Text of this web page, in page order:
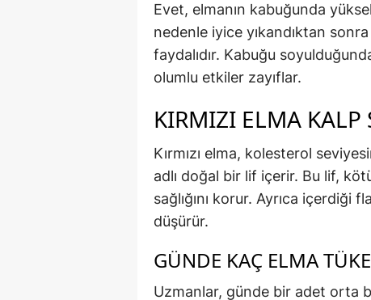
Evet, elmanın kabuğunda
nedenle iyice yıkandıktan
faydalıdır. Kabuğu
olumlu etkiler zayıflar.
KIRMIZI ELMA KALP
Kırmızı elma, kolesterol
adlı doğal bir lif içerir. Bu lif,
sağlığını korur. Ayrıca içerdiği
düşürür.
GÜNDE KAÇ ELMA
Uzmanlar, günde bir adet orta